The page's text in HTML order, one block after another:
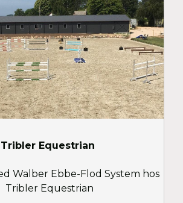
Tribler Equestrian
Walber Ebbe-Flod System hos
Tribler Equestrian